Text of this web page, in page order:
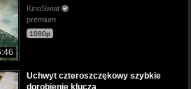
KinoSwiat
premium
1080p
Uchwyt czteroszczękowy szybkie